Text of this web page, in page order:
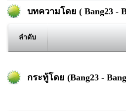
บทความโดย ( Bang23 -
ลำดับ
กระทู้โดย (Bang23 -